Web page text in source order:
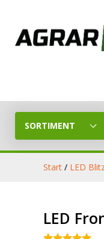
SORTIMENT
LED Planer
Stelle dein eigenes
zusammen
Start / LED
LED